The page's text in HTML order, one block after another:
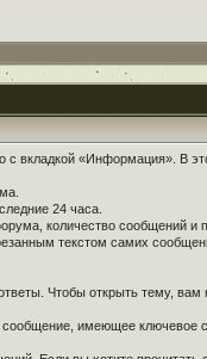
вкладкой «Информация». В
24 часа.
количество сообщений и
текстом самих
Чтобы открыть тему, вам
имеющее ключевое